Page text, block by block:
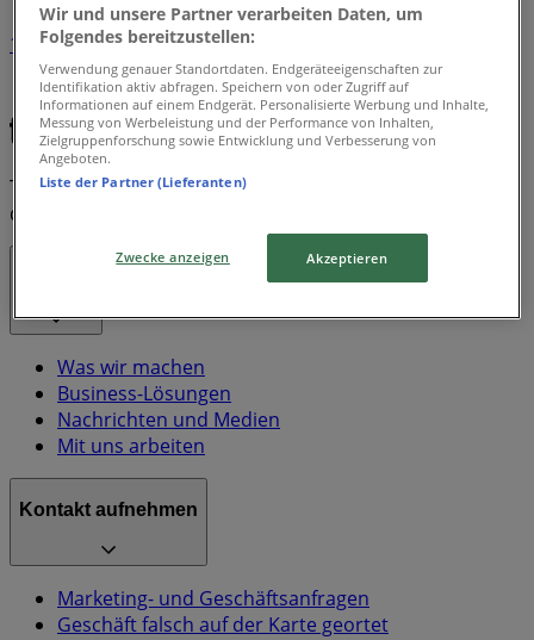
1
Magnum
Monopoly Swiffer Evian Nerf
Tiendeo ist Teil von Shopfully, dem Tech-Unternehmen,
das das lokale Einkaufen weltweit neu erfindet.
Was wir machen
Business-Lösungen
Nachrichten und Medien
Mit uns arbeiten
Kontakt aufnehmen
Marketing- und Geschäftsanfragen
Geschäft falsch auf der Karte geortet
Wir und unsere Partner verarbeiten Daten, um
Folgendes bereitzustellen:
Verwendung genauer Standortdaten. Endgeräteeigenschaften zur
Identifikation aktiv abfragen. Speichern von oder Zugriff auf
Informationen auf einem Endgerät. Personalisierte Werbung und Inhalte,
Messung von Werbeleistung und der Performance von Inhalten,
Zielgruppenforschung sowie Entwicklung und Verbesserung von
Angeboten.
Liste der Partner (Lieferanten)
Zwecke anzeigen Akzeptieren